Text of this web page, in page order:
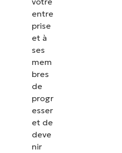
entre
prise
et à
ses
mem
bres
de
progr
esser
et de
deve
nir